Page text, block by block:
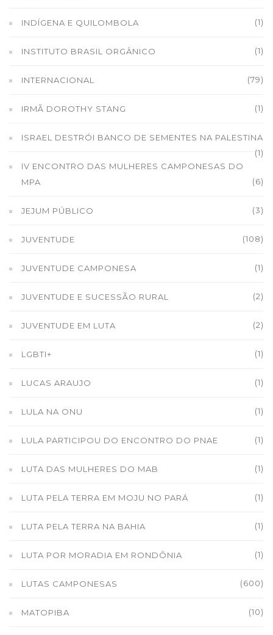
INDÍGENA E QUILOMBOLA (1)
INSTITUTO BRASIL ORGÂNICO (1)
INTERNACIONAL (79)
IRMÃ DOROTHY STANG (1)
ISRAEL DESTRÓI BANCO DE SEMENTES NA PALESTINA
(1)
IV ENCONTRO DAS MULHERES CAMPONESAS DO
MPA
(6)
JEJUM PÚBLICO (3)
JUVENTUDE (108)
JUVENTUDE CAMPONESA (1)
JUVENTUDE E SUCESSÃO RURAL (2)
JUVENTUDE EM LUTA (2)
LGBTI+ (1)
LUCAS ARAUJO (1)
LULA NA ONU (1)
LULA PARTICIPOU DO ENCONTRO DO PNAE (1)
LUTA DAS MULHERES DO MAB (1)
LUTA PELA TERRA EM MOJU NO PARÁ (1)
LUTA PELA TERRA NA BAHIA (1)
LUTA POR MORADIA EM RONDÔNIA (1)
LUTAS CAMPONESAS (600)
MATOPIBA (10)